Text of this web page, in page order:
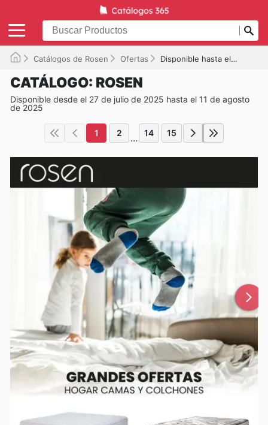
Catálogos de Rosen Ofertas Disponible hasta el 11-08-2025
CATÁLOGO: ROSEN
Disponible desde el 27 de julio de 2025 hasta el 11 de agosto
de 2025
1 2 ... 14 15